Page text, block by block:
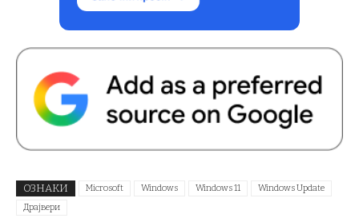
ОЗНАКИ Microsoft Windows Windows 11
Windows Update
Драјвери